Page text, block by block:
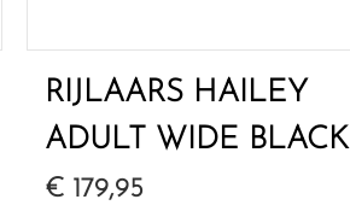
RIJLAARS HAILEY
ADULT WIDE BLACK
€ 179,95